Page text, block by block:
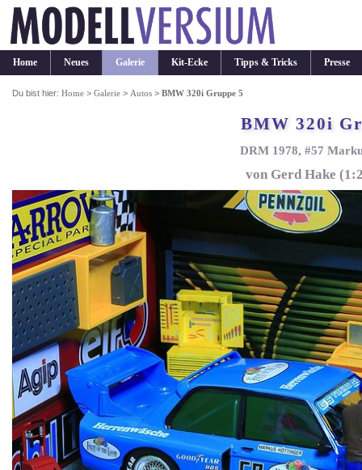
Home Neues Galerie Kit-Ecke Tipps & Tricks Presse
Du bist hier:Home >Galerie > Autos >BMW 320i Gruppe 5
BMW 320i
DRM 1978, #57
von Gerd Hake